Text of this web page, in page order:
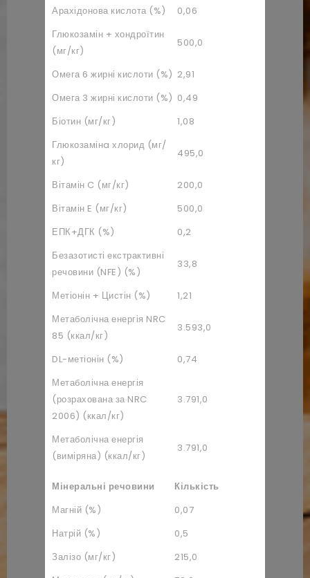
Арахідонова кислота (%)
0,06
Глюкозамін + хондроїтин
(мг/кг)
500,0
Омега 6 жирні кислоти (%) 2,91
Омега 3 жирні кислоти (%) 0,49
Біотин (мг/кг)
1,08
Глюкозамінa хлорид (мг/
кг)
495,0
Вітамін C (мг/кг)
200,0
Вітамін E (мг/кг)
500,0
ЕПК+ДГК (%)
0,2
Безазотисті екстрактивні
речовини (NFE) (%)
33,8
Метіонін + Цистін (%)
1,21
Метаболічна енергія NRC
85 (ккал/кг)
3.593,0
DL-метіонін (%)
0,74
Метаболічна енергія
(розрахована за NRC
2006) (ккал/кг)
3.791,0
Метаболічна енергія
(виміряна) (ккал/кг)
3.791,0
Мінеральні речовини
Кількість
Магній (%)
0,07
Натрій (%)
0,5
Залізо (мг/кг)
215,0